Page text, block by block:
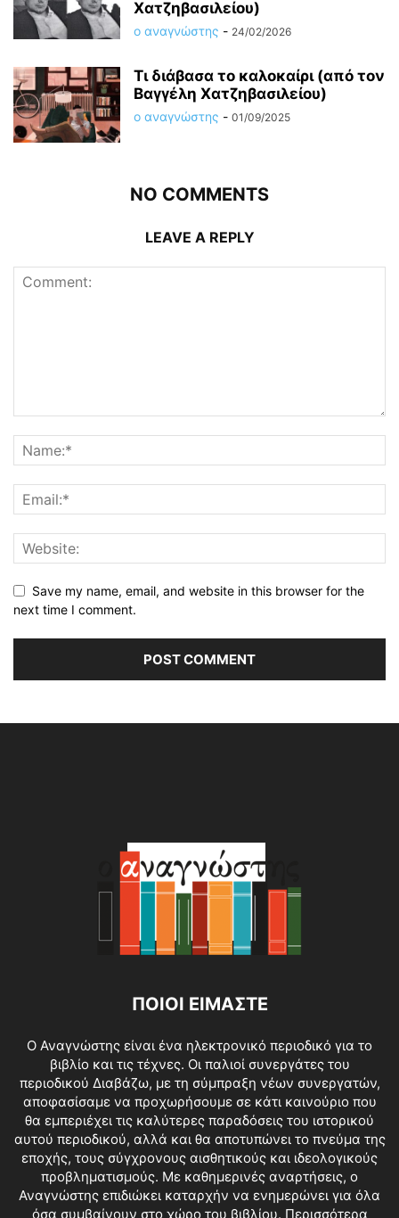
Χατζηβασιλείου)
ο αναγνώστης - 24/02/2026
Τι διάβασα το καλοκαίρι (από τον
Βαγγέλη Χατζηβασιλείου)
ο αναγνώστης - 01/09/2025
NO COMMENTS
LEAVE A REPLY
Save my name, email, and website in this browser for the
next time I comment.
ΠΟΙΟΙ ΕΙΜΑΣΤΕ
O Αναγνώστης είναι ένα ηλεκτρονικό περιοδικό για το
βιβλίο και τις τέχνες. Οι παλιοί συνεργάτες του
περιοδικού Διαβάζω, με τη σύμπραξη νέων συνεργατών,
αποφασίσαμε να προχωρήσουμε σε κάτι καινούριο που
θα εμπεριέχει τις καλύτερες παραδόσεις του ιστορικού
αυτού περιοδικού, αλλά και θα αποτυπώνει το πνεύμα της
εποχής, τους σύγχρονους αισθητικούς και ιδεολογικούς
προβληματισμούς. Με καθημερινές αναρτήσεις, ο
Αναγνώστης επιδιώκει καταρχήν να ενημερώνει για όλα
όσα συμβαίνουν στο χώρο του βιβλίου. Περισσότερα